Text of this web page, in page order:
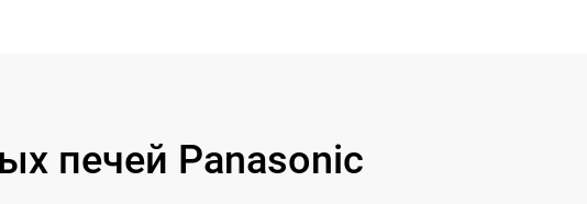
печей Panasonic